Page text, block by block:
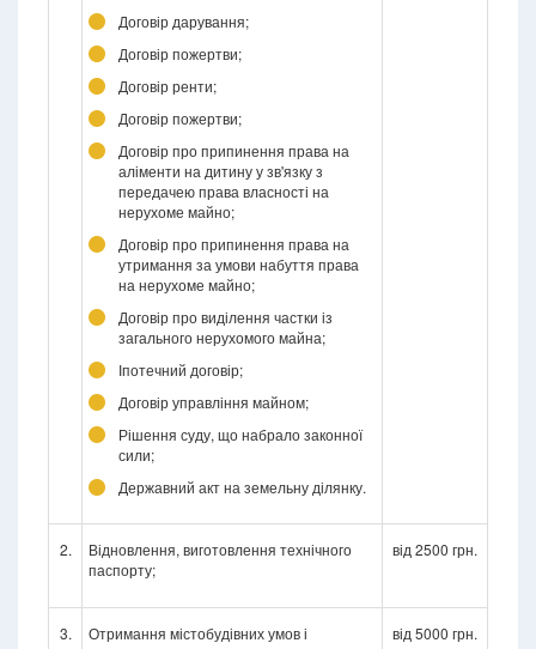
Договір дарування;
Договір пожертви;
Договір ренти;
Договір пожертви;
Договір про припинення права на
аліменти на дитину у зв'язку з
передачею права власності на
нерухоме майно;
Договір про припинення права на
утримання за умови набуття права
на нерухоме майно;
Договір про виділення частки із
загального нерухомого майна;
Іпотечний договір;
Договір управління майном;
Рішення суду, що набрало законної
сили;
Державний акт на земельну ділянку.
2.
Відновлення, виготовлення технічного
паспорту;
від 2500 грн.
3.
Отримання містобудівних умов і
від 5000 грн.